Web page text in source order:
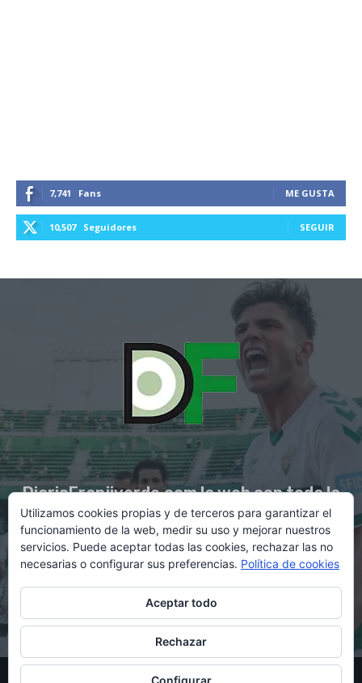
7,741 Fans ME GUSTA
10,507 Seguidores SEGUIR
DiarioFranjiverde.com la web con toda la
información del Elche C.F.
Contacto en:diario@franjiverde.com
© Copyright 2021 - Gestión y diseño por Rubén Maestre
Utilizamos cookies propias y de terceros para garantizar el
funcionamiento de la web, medir su uso y mejorar nuestros
servicios. Puede aceptar todas las cookies, rechazar las no
necesarias o configurar sus preferencias. Política de cookies
Aceptar todo
Rechazar
Configurar